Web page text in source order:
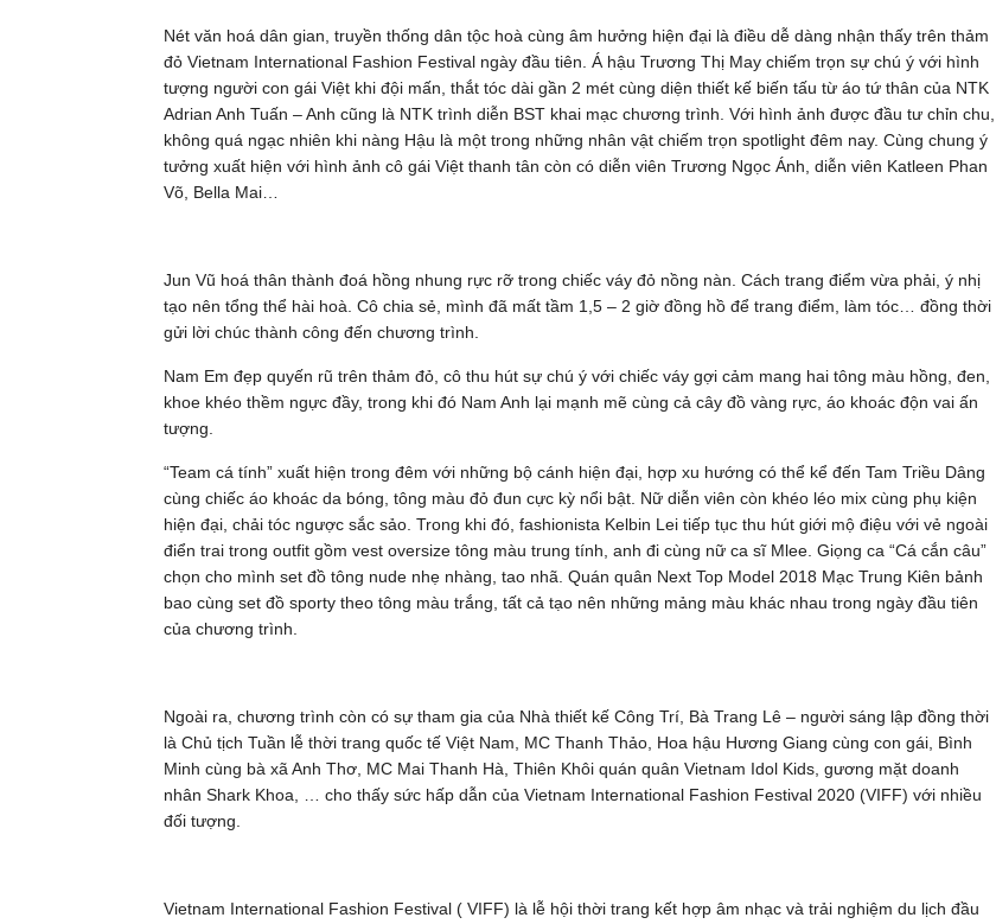
Nét văn hoá dân gian, truyền thống dân tộc hoà cùng âm hưởng hiện đại là điều dễ dàng nhận thấy trên thảm
đỏ Vietnam International Fashion Festival ngày đầu tiên. Á hậu Trương Thị May chiếm trọn sự chú ý với hình
tượng người con gái Việt khi đội mấn, thắt tóc dài gần 2 mét cùng diện thiết kế biến tấu từ áo tứ thân của NTK
Adrian Anh Tuấn – Anh cũng là NTK trình diễn BST khai mạc chương trình. Với hình ảnh được đầu tư chỉn chu,
không quá ngạc nhiên khi nàng Hậu là một trong những nhân vật chiếm trọn spotlight đêm nay. Cùng chung ý
tưởng xuất hiện với hình ảnh cô gái Việt thanh tân còn có diễn viên Trương Ngọc Ánh, diễn viên Katleen Phan
Võ, Bella Mai…
Jun Vũ hoá thân thành đoá hồng nhung rực rỡ trong chiếc váy đỏ nồng nàn. Cách trang điểm vừa phải, ý nhị
tạo nên tổng thể hài hoà. Cô chia sẻ, mình đã mất tầm 1,5 – 2 giờ đồng hồ để trang điểm, làm tóc… đồng thời
gửi lời chúc thành công đến chương trình.
Nam Em đẹp quyến rũ trên thảm đỏ, cô thu hút sự chú ý với chiếc váy gợi cảm mang hai tông màu hồng, đen,
khoe khéo thềm ngực đầy, trong khi đó Nam Anh lại mạnh mẽ cùng cả cây đồ vàng rực, áo khoác độn vai ấn
tượng.
“Team cá tính” xuất hiện trong đêm với những bộ cánh hiện đại, hợp xu hướng có thể kể đến Tam Triều Dâng
cùng chiếc áo khoác da bóng, tông màu đỏ đun cực kỳ nổi bật. Nữ diễn viên còn khéo léo mix cùng phụ kiện
hiện đại, chải tóc ngược sắc sảo. Trong khi đó, fashionista Kelbin Lei tiếp tục thu hút giới mộ điệu với vẻ ngoài
điển trai trong outfit gồm vest oversize tông màu trung tính, anh đi cùng nữ ca sĩ Mlee. Giọng ca “Cá cắn câu”
chọn cho mình set đồ tông nude nhẹ nhàng, tao nhã. Quán quân Next Top Model 2018 Mạc Trung Kiên bảnh
bao cùng set đồ sporty theo tông màu trắng, tất cả tạo nên những mảng màu khác nhau trong ngày đầu tiên
của chương trình.
Ngoài ra, chương trình còn có sự tham gia của Nhà thiết kế Công Trí, Bà Trang Lê – người sáng lập đồng thời
là Chủ tịch Tuần lễ thời trang quốc tế Việt Nam, MC Thanh Thảo, Hoa hậu Hương Giang cùng con gái, Bình
Minh cùng bà xã Anh Thơ, MC Mai Thanh Hà, Thiên Khôi quán quân Vietnam Idol Kids, gương mặt doanh
nhân Shark Khoa, … cho thấy sức hấp dẫn của Vietnam International Fashion Festival 2020 (VIFF) với nhiều
đối tượng.
Vietnam International Fashion Festival ( VIFF) là lễ hội thời trang kết hợp âm nhạc và trải nghiệm du lịch đầu